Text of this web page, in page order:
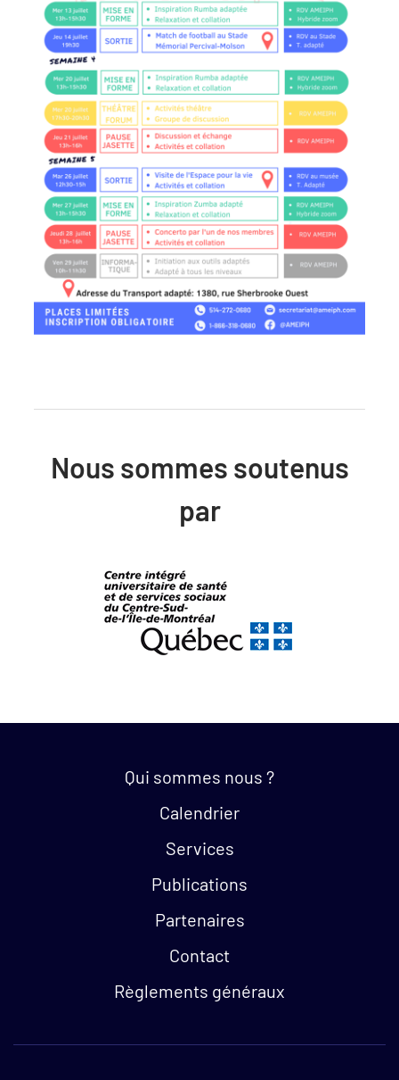
Nous sommes soutenus
par
Quick links:
Qui sommes nous ?
Calendrier
Services
Publications
Partenaires
Contact
Règlements généraux